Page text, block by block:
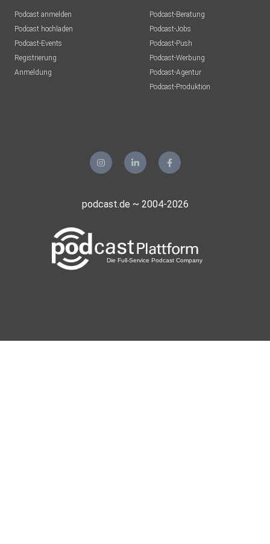
Podcast anmelden
Podcast hochladen
Podcast-Events
Registrierung
Anmeldung
Podcast-Beratung
Podcast-Jobs
Podcast-Push
Podcast-Werbung
Podcast-Agentur
Podcast-Produktion
podcast.de ~ 2004-2026